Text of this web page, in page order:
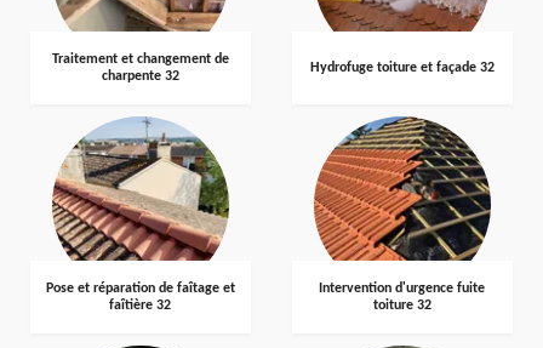
Traitement et changement de
charpente 32
Hydrofuge toiture et façade 32
Pose et réparation de faîtage et
faîtière 32
Intervention d'urgence fuite
toiture 32